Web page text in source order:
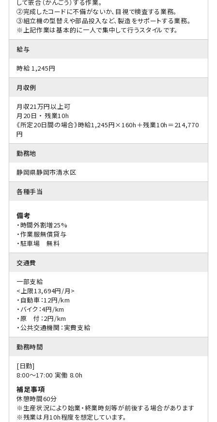
して嵌合（かんごう）する作業。
②完成したコードに不備がないか、目視で検査する業務。
③組立機の型替えや部品投入など、製造をサポートする業務。
※上記作業は基本的に一人で集中して行うスタイルです。
給与
時給 1,245円
月収例
月収21万円以上可
月20日 ・ 残業10h
《所定20日間の場合》時給1,245円×160h＋残業10h＝214,770
円
勤務地
静岡県静岡市清水区
各種手当
備考
・時間外割増25%
・作業服無償貸与
・駐車場 無料
交通費
一部支給
<上限13,694円/月>
・自動車：12円/km
・バイク：4円/km
・原 付：2円/km
・公共交通機関：実費支給
勤務時間
[日勤]
8:00〜17:00 実働 8.0h
補足事項
休憩時間60分
※生産状況により始業・終業時刻等が前後する場合があります
※残業は月10h程度を想定しています。